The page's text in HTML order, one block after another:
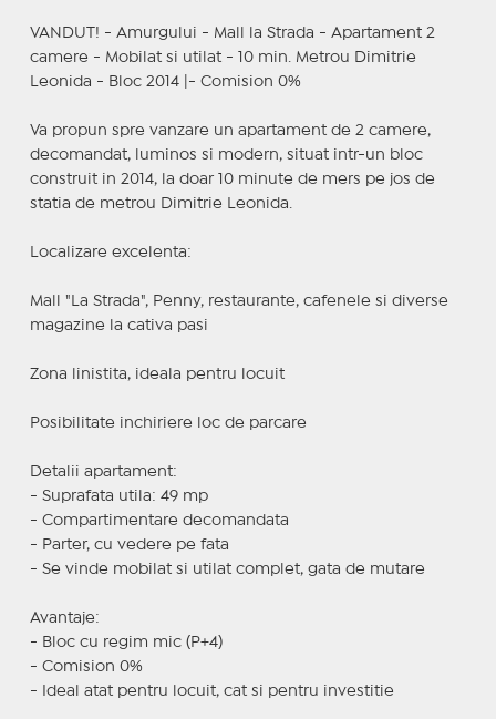
VANDUT! - Amurgului - Mall la Strada - Apartament 2
camere - Mobilat si utilat - 10 min. Metrou Dimitrie
Leonida - Bloc 2014 |- Comision 0%
Va propun spre vanzare un apartament de 2 camere,
decomandat, luminos si modern, situat intr-un bloc
construit in 2014, la doar 10 minute de mers pe jos de
statia de metrou Dimitrie Leonida.
Localizare excelenta:
Mall "La Strada", Penny, restaurante, cafenele si diverse
magazine la cativa pasi
Zona linistita, ideala pentru locuit
Posibilitate inchiriere loc de parcare
Detalii apartament:
- Suprafata utila: 49 mp
- Compartimentare decomandata
- Parter, cu vedere pe fata
- Se vinde mobilat si utilat complet, gata de mutare
Avantaje:
- Bloc cu regim mic (P+4)
- Comision 0%
- Ideal atat pentru locuit, cat si pentru investitie